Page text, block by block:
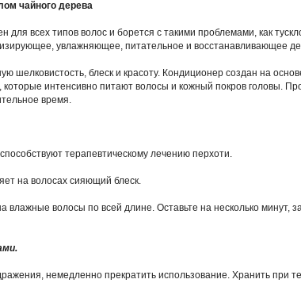
чайного дерева
всех типов волос и борется с такими проблемами, как
увлажняющее, питательное и восстанавливающее
шелковистость, блеск и красоту. Кондиционер создан на
интенсивно питают волосы и кожный покров головы.
время.
терапевтическому лечению перхоти.
на волосах сияющий блеск.
влажные волосы по всей длине. Оставьте на несколько минут,
немедленно прекратить использование. Хранить при